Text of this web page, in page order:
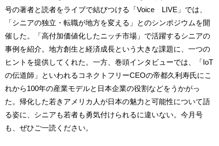
号の著者と読者をライブで結びつける「Voice LIVE」では、
「シニアの独立・転職が地方を変える」とのシンポジウムを開
催した。「高付加価値化したニッチ市場」で活躍するシニアの
事例を紹介。地方創生と経済成長という大きな課題に、一つの
ヒントを提供してくれた。一方、巻頭インタビューでは、「IoT
の伝道師」といわれるコネクトフリーCEOの帝都久利寿氏にこ
れから100年の産業モデルと日本企業の役割などをうかがっ
た。帰化した若きアメリカ人が日本の魅力と可能性について語
る姿に、シニアも若者も勇気付けられるに違いない。今月号
も、ぜひご一読ください。